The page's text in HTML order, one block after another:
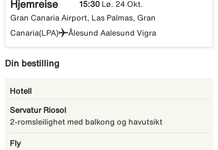
Hjemreise 15:30Lø. 24 Okt.
Gran Canaria Airport, Las Palmas, Gran
Canaria(LPA)
Ålesund Aalesund Vigra
Din bestilling
Hotell
Servatur Riosol
2-romsleilighet med balkong og havutsikt
Fly